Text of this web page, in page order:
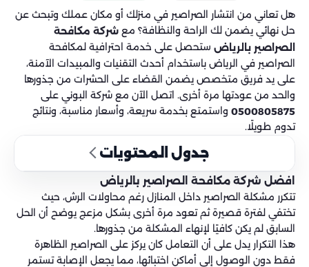
هل تعاني من انتشار الصراصير في منزلك أو مكان عملك وتبحث عن
حل نهائي يضمن لك الراحة والنظافة؟ معشركة مكافحة
الصراصير بالرياضستحصل على خدمة احترافية لمكافحة
الصراصير في الرياض باستخدام أحدث التقنيات والمبيدات الآمنة،
على يد فريق متخصص يضمن القضاء على الحشرات من جذورها
والحد من عودتها مرة أخرى. اتصل الآن مع شركة البوني على
0500805875واستمتع بخدمة سريعة، وأسعار مناسبة، ونتائج
تدوم طويلًا.
جدول المحتويات
افضل شركة مكافحة الصراصير بالرياض
تتكرر مشكلة الصراصير داخل المنازل رغم محاولات الرش، حيث
تختفي لفترة قصيرة ثم تعود مرة أخرى بشكل مزعج يوضح أن الحل
السابق لم يكن كافيًا لإنهاء المشكلة من جذورها.
هذا التكرار يدل على أن التعامل كان يركز على الصراصير الظاهرة
فقط دون الوصول إلى أماكن اختبائها، مما يجعل الإصابة تستمر